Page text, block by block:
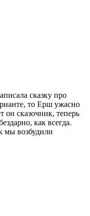
сказку про
то Ерш ужасно
он сказочник, теперь
как всегда.
мы возбудили